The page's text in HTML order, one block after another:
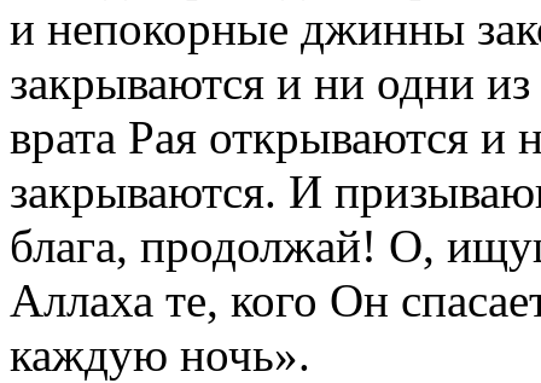
и непокорные джинны
закрываются и ни одни
врата Рая открываются и
закрываются. И
блага, продолжай! О,
Аллаха те, кого Он
каждую ночь».